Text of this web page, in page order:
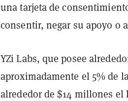
una tarjeta de
consentir, negar su apoyo o
YZi Labs, que posee
aproximadamente el 5% de
alrededor de $14 millones el